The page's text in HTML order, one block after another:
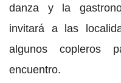
danza y la
invitará a las
algunos copleros
encuentro.